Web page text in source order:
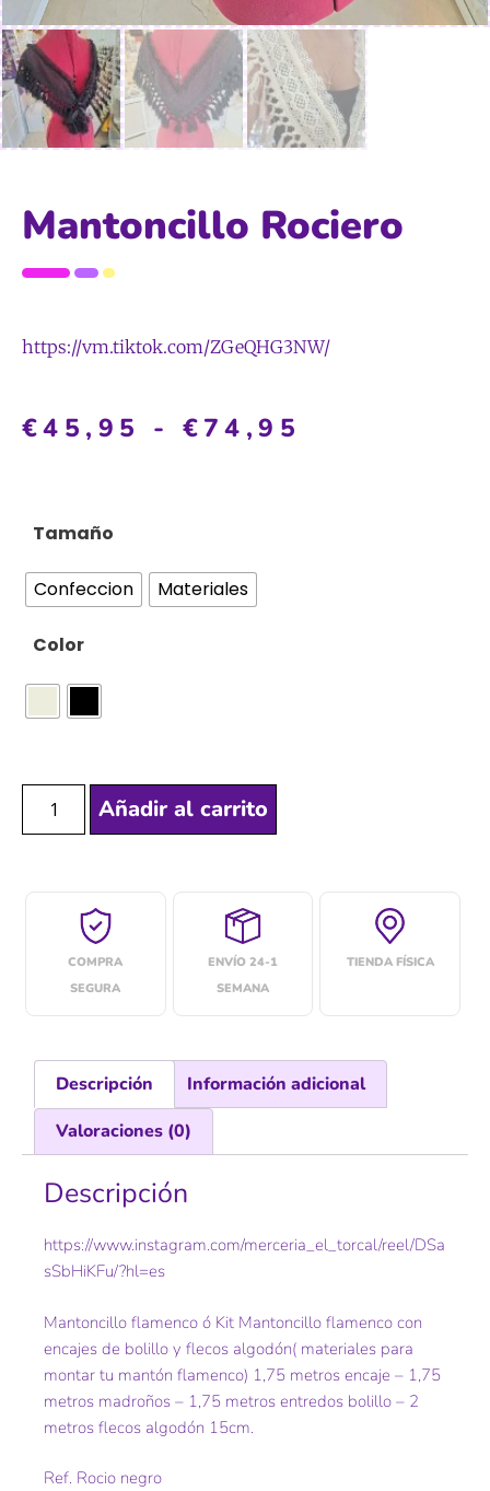
Mantoncillo Rociero
https://vm.tiktok.com/ZGeQHG3NW/
€45,95 - €74,95
Tamaño
Confeccion Materiales
Color
Añadir al carrito
COMPRA
SEGURA
ENVÍO 24-1
SEMANA
TIENDA FÍSICA
Descripción
Información adicional
Valoraciones (0)
Descripción
https://www.instagram.com/merceria_el_torcal/reel/DSa
sSbHiKFu/?hl=es
Mantoncillo flamenco ó Kit Mantoncillo flamenco con
encajes de bolillo y flecos algodón( materiales para
montar tu mantón flamenco) 1,75 metros encaje – 1,75
metros madroños – 1,75 metros entredos bolillo – 2
metros flecos algodón 15cm.
Ref. Rocio negro